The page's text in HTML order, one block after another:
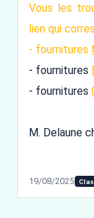
Vous les
lien qui
- fournitures
- fournitures
- fournitures
M. Delaune
19/08/2025